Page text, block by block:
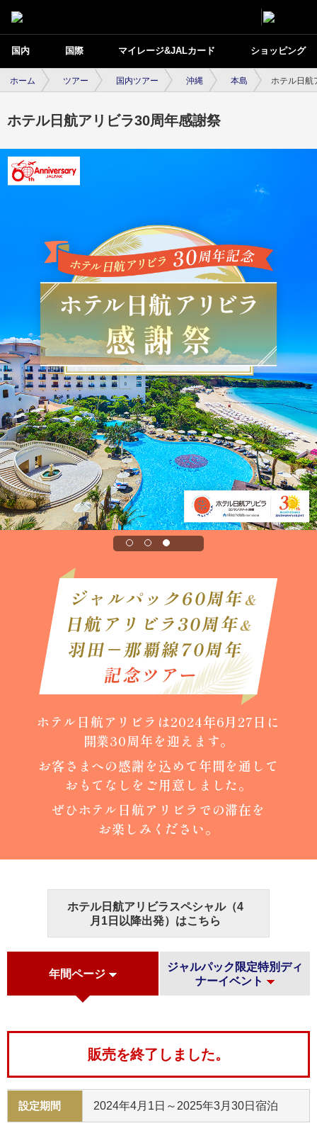
国内 国際 マイレージ&JALカード ショッピング
ホーム ツアー 国内ツアー 沖縄 本島 ホテル日航
ホテル日航アリビラ30周年感謝祭
ジャルパック60周年＆
日航アリビラ30周年＆
羽田－那覇線70周年
記念ツアー
ホテル日航アリビラは2024年6月27日に
開業30周年を迎えます。
お客さまへの感謝を込めて年間を通して
おもてなしをご用意しました。
ぜひホテル日航アリビラでの滞在を
お楽しみください。
ホテル日航アリビラスペシャル（4
月1日以降出発）はこちら
年間ページ
ジャルパック限定特別ディ
ナーイベント
販売を終了しました。
設定期間 2024年4月1日～2025年3月30日宿泊